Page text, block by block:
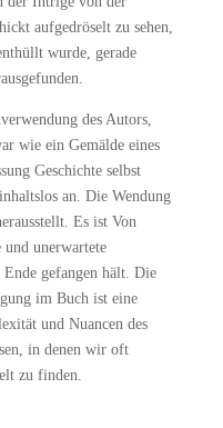
aufgedröselt zu sehen,
wurde, gerade
des Autors,
wie ein Gemälde eines
Geschichte selbst
an. Die Wendung
Es ist Von
und unerwartete
gefangen hält. Die
im Buch ist eine
und Nuancen des
in denen wir oft
zu finden.